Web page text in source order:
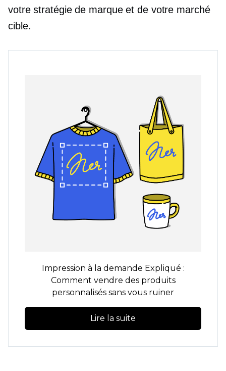
votre stratégie de marque et de votre marché
cible.
Impression à la demande Expliqué :
Comment vendre des produits
personnalisés sans vous ruiner
Lire la suite